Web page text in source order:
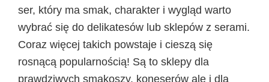
ser, który ma smak, charakter i wygląd warto
wybrać się do delikatesów lub sklepów z serami.
Coraz więcej takich powstaje i cieszą się
rosnącą popularnością! Są to sklepy dla
prawdziwych smakoszy, koneserów ale i dla